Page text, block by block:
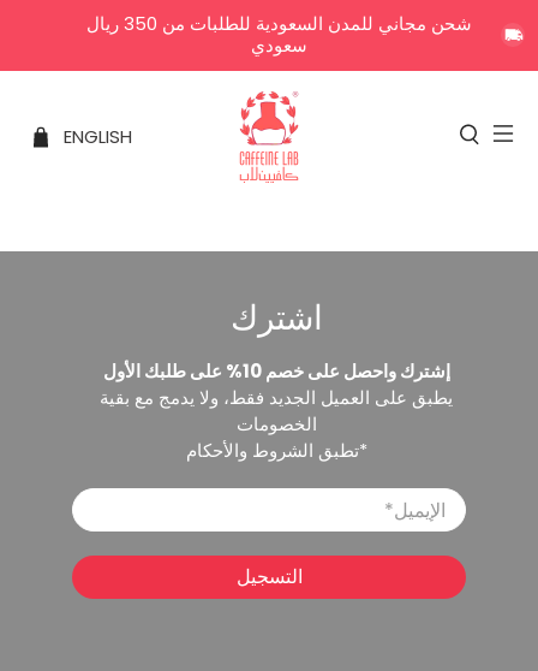
شحن مجاني للمدن السعودية للطلبات من 350 ريال
سعودي
ENGLISH
اشترك
إشترك واحصل على خصم 10% على طلبك الأول
يطبق على العميل الجديد فقط، ولا يدمج مع بقية
الخصومات
*تطبق الشروط والأحكام
الإيميل
التسجيل